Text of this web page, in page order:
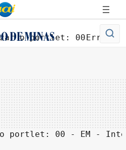
o portlet: 00 - EM -
Erro:
portlet: 00 - EM -